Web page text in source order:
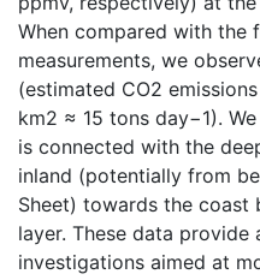
When compared with the
measurements, we
(estimated CO2
km2 ≈ 15 tons day−1).
is connected with the
inland (potentially from
Sheet) towards the coast
layer. These data provide
investigations aimed at